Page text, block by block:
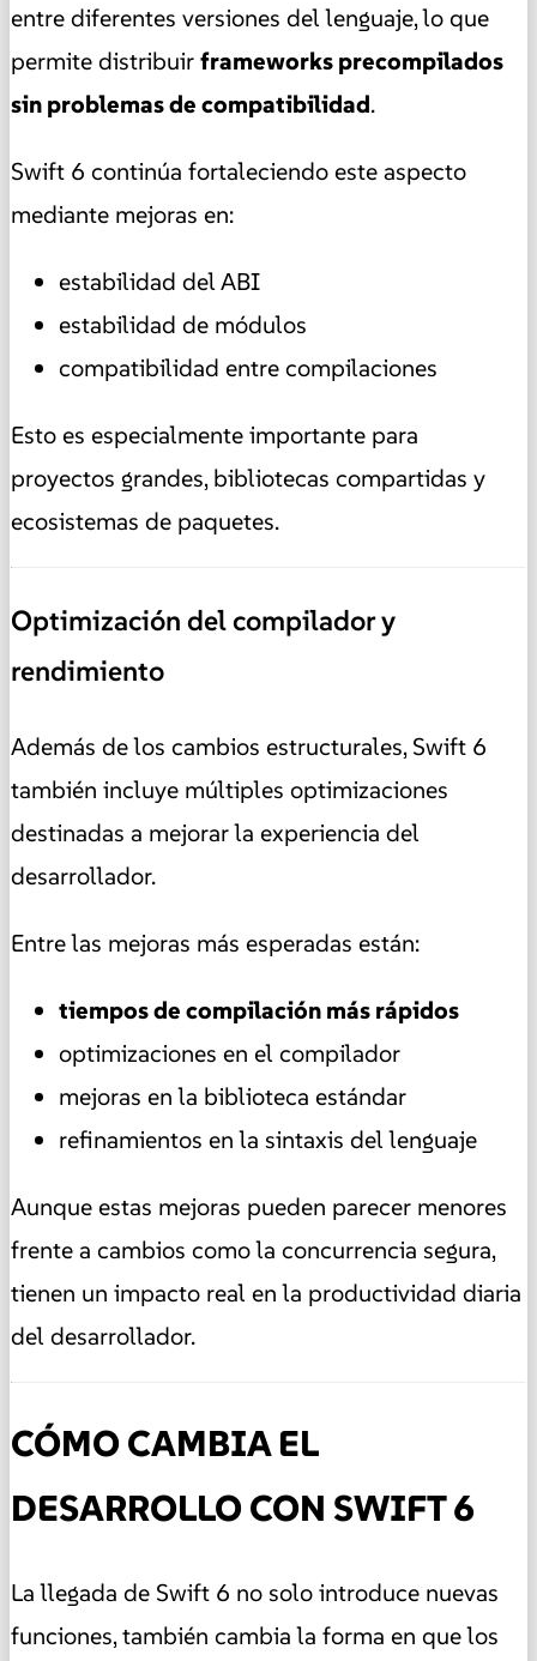
entre diferentes versiones del lenguaje, lo que
permite distribuirframeworks precompilados
sin problemas de compatibilidad.
Swift 6 continúa fortaleciendo este aspecto
mediante mejoras en:
estabilidad del ABI
estabilidad de módulos
compatibilidad entre compilaciones
Esto es especialmente importante para
proyectos grandes, bibliotecas compartidas y
ecosistemas de paquetes.
Optimización del compilador y
rendimiento
Además de los cambios estructurales, Swift 6
también incluye múltiples optimizaciones
destinadas a mejorar la experiencia del
desarrollador.
Entre las mejoras más esperadas están:
tiempos de compilación más rápidos
optimizaciones en el compilador
mejoras en la biblioteca estándar
refinamientos en la sintaxis del lenguaje
Aunque estas mejoras pueden parecer menores
frente a cambios como la concurrencia segura,
tienen un impacto real en la productividad diaria
del desarrollador.
CÓMO CAMBIA EL
DESARROLLO CON SWIFT 6
La llegada de Swift 6 no solo introduce nuevas
funciones, también cambia la forma en que los